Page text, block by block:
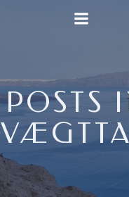
til
POSTS